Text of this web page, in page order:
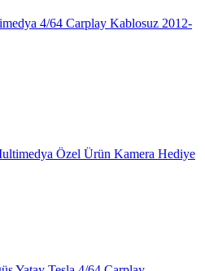
4/64 Carplay Kablosuz 2012-
Özel Ürün Kamera Hediye